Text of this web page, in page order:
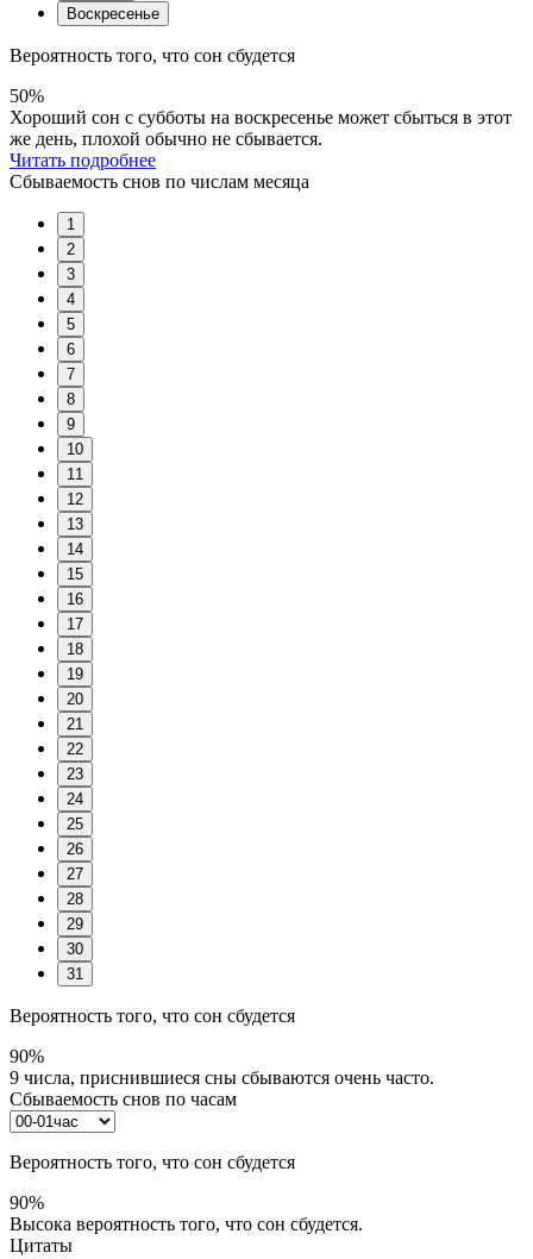
Воскресенье
Вероятность того, что сон сбудется
50%
Хороший сон с субботы на воскресенье может сбыться в этот
же день, плохой обычно не сбывается.
Читать подробнее
Сбываемость снов по числам месяца
1
2
3
4
5
6
7
8
9
10
11
12
13
14
15
16
17
18
19
20
21
22
23
24
25
26
27
28
29
30
31
Вероятность того, что сон сбудется
90%
9 числа, приснившиеся сны сбываются очень часто.
Сбываемость снов по часам
Вероятность того, что сон сбудется
90%
Высока вероятность того, что сон сбудется.
Цитаты